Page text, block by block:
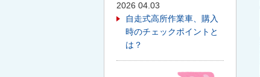
2026 04.03
自走式高所作業車、購入
時のチェックポイントと
は？